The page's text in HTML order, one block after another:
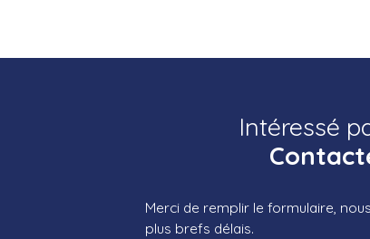
Intéressé
Merci de remplir le formulaire,
plus brefs délais.